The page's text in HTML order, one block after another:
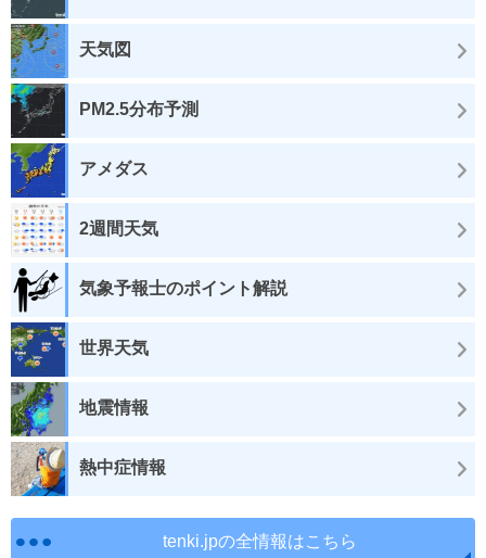
天気図
PM2.5分布予測
アメダス
2週間天気
気象予報士のポイント解説
世界天気
地震情報
熱中症情報
tenki.jpの全情報はこちら